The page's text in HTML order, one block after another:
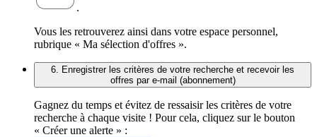
.
Vous les retrouverez ainsi dans votre espace personnel,
rubrique « Ma sélection d'offres ».
6. Enregistrer les critères de votre recherche et recevoir les
offres par e-mail (abonnement)
Gagnez du temps et évitez de ressaisir les critères de votre
recherche à chaque visite ! Pour cela, cliquez sur le bouton
« Créer une alerte » :